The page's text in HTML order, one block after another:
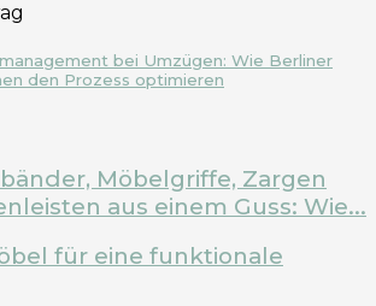
bei Umzügen: Wie Berliner
den Prozess optimieren
Möbelgriffe, Zargen
aus einem Guss: Wie...
für eine funktionale